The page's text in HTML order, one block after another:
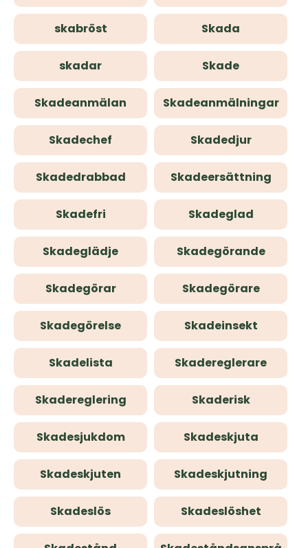
skabröst Skada
skadar Skade
Skadeanmälan Skadeanmälningar
Skadechef Skadedjur
Skadedrabbad Skadeersättning
Skadefri Skadeglad
Skadeglädje Skadegörande
Skadegörar Skadegörare
Skadegörelse Skadeinsekt
Skadelista Skadereglerare
Skadereglering Skaderisk
Skadesjukdom Skadeskjuta
Skadeskjuten Skadeskjutning
Skadeslös Skadeslöshet